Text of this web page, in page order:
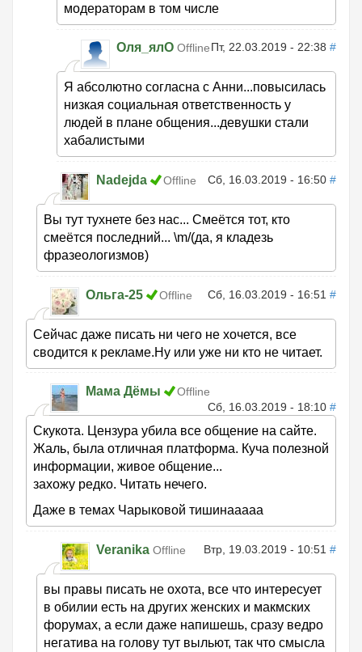
модераторам в том числе
Оля_ялО Offline Пт, 22.03.2019 - 22:38 #
Я абсолютно согласна с Анни...повысилась
низкая социальная ответственность у
людей в плане общения...девушки стали
хабалистыми
Nadejda Offline Сб, 16.03.2019 - 16:50 #
Вы тут тухнете без нас... Смеётся тот, кто
смеётся последний... \m/(да, я кладезь
фразеологизмов)
Ольга-25 Offline Сб, 16.03.2019 - 16:51 #
Сейчас даже писать ни чего не хочется, все
сводится к рекламе.Ну или уже ни кто не читает.
Мама Дёмы
Offline
Сб, 16.03.2019 - 18:10 #
Скукота. Цензура убила все общение на сайте.
Жаль, была отличная платформа. Куча полезной
информации, живое общение...
захожу редко. Читать нечего.
Даже в темах Чарыковой тишинааааа
Veranika Offline Втр, 19.03.2019 - 10:51 #
вы правы писать не охота, все что интересует
в обилии есть на других женских и макмских
форумах, а если даже напишешь, cразу ведро
негатива на голову тут выльют, так что смысла